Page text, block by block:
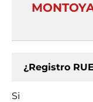
¿Registro
Si